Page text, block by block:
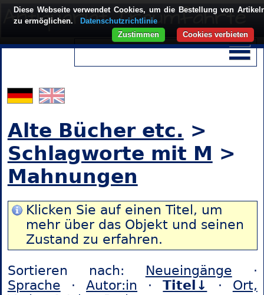
Alte Bücher etc. >
Schlagworte mit M >
Mahnungen
Klicken Sie auf einen Titel, um
mehr über das Objekt und seinen
Zustand zu erfahren.
Sortieren nach: Neueingänge ·
Sprache ·Autor:in ·Titel↓ · Ort,
Diese Webseite verwendet Cookies, um die Bestellung von
zu ermöglichen.
Datenschutzrichtlinie
Cookies verbieten
Zustimmen